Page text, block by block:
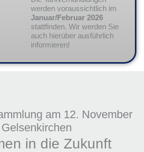
werden voraussichtlich im
Januar/Februar 2026
stattfinden. Wir werden Sie
auch hierüber ausführlich
informieren!
am 12. November
in die Zukunft